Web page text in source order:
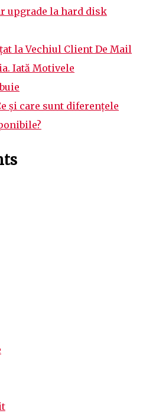
upgrade la hard disk
la Vechiul Client De Mail
Iată Motivele
și care sunt diferențele